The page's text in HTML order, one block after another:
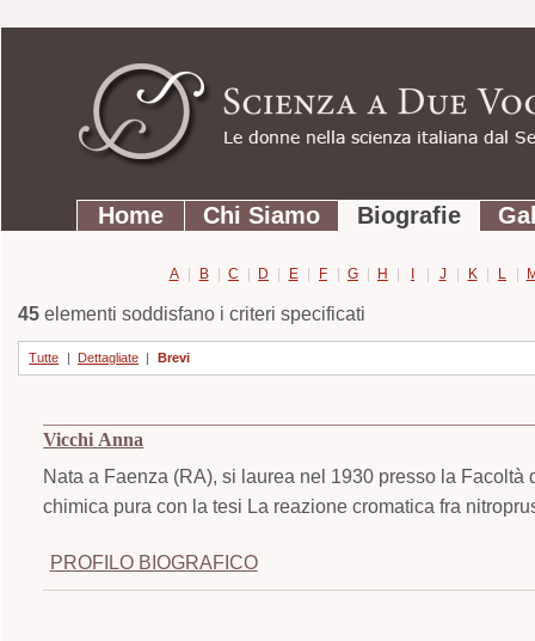
contenuti.
Strumenti
personali
SezioniHome Chi Siamo Biografie
A | B | C | D | E | F | G | H | I | J | K | L |
45elementi soddisfano i criteri specificati
Tutte | Dettagliate | Brevi
Vicchi Anna
Nata a Faenza (RA), si laurea nel 1930 presso la
chimica pura con la tesi La reazione cromatica fra
PROFILO BIOGRAFICO